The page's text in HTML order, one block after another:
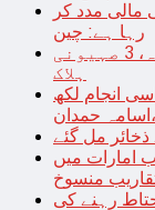
مالی مدد کر
رہا ہے: چین
حماس کے حملوں میں 7 اسرائیلی گاڑیاں تباہ، 3 صہیونی
ہلاک
انجام لکھ
حمدان
مل گئے
امارات میں
منسوخ
رہنے کی